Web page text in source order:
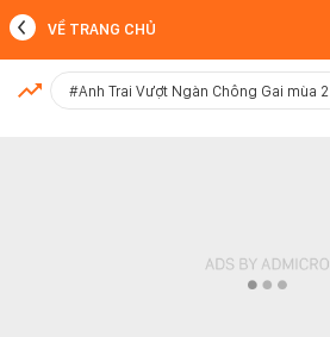
MỚI NHẤT
VỀ TRANG CHỦ
#Anh Trai Vượt Ngàn Chông Gai mùa 2